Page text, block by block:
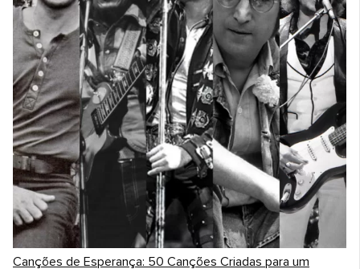
Canções de Esperança: 50 Canções Criadas para um